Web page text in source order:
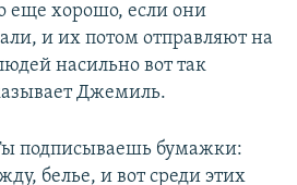
еще хорошо, если они
и их потом отправляют на
насильно вот так
Джемиль.
подписываешь бумажки:
белье, и вот среди этих